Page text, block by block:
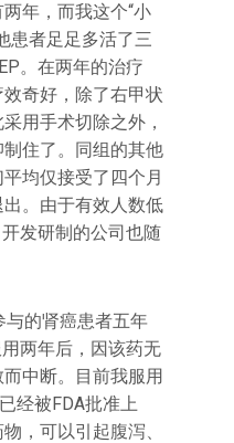
年，而我这个“小
患者足足多活了三
。在两年的治疗
奇好，除了右甲状
用手术切除之外，
住了。同组的其他
均仅接受了四个月
。由于有效人数低
发研制的公司也随
与的肾癌患者五年
两年后，因该药无
中断。目前我服用
经被FDA批准上
，可以引起腹泻、